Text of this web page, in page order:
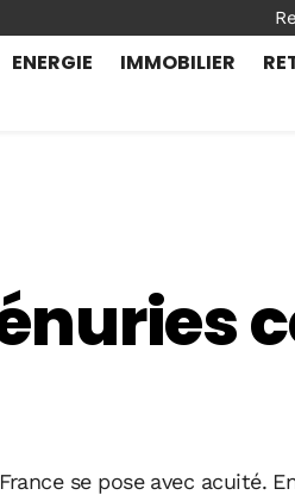
ENERGIE IMMOBILIER
se pose avec acuité.